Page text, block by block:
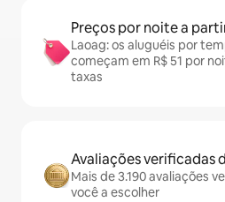
Preços por noite a
Laoag: os aluguéis por
começam em R$ 51 por
taxas
Avaliações verificadas
Mais de 3.190 avaliações
você a escolher